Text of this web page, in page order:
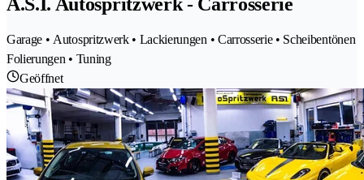
Garage • Autospritzwerk • Lackierungen • Carrosserie • Scheibentönen
Folierungen • Tuning
Geöffnet